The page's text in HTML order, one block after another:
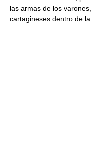
las armas de los
cartagineses dentro de la